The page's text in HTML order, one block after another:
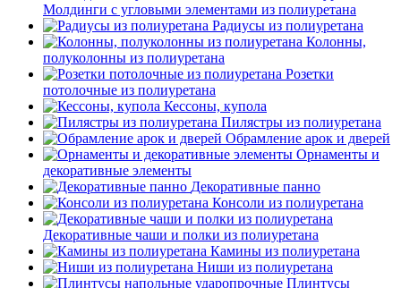
Молдинги с угловыми элементами из полиуретана
Радиусы из полиуретана
Колонны,
полуколонны из полиуретана
Розетки
потолочные из полиуретана
Кессоны, купола
Пилястры из полиуретана
Обрамление арок и дверей
Орнаменты и
декоративные элементы
Декоративные панно
Консоли из полиуретана
Декоративные чаши и полки из полиуретана
Камины из полиуретана
Ниши из полиуретана
Плинтусы